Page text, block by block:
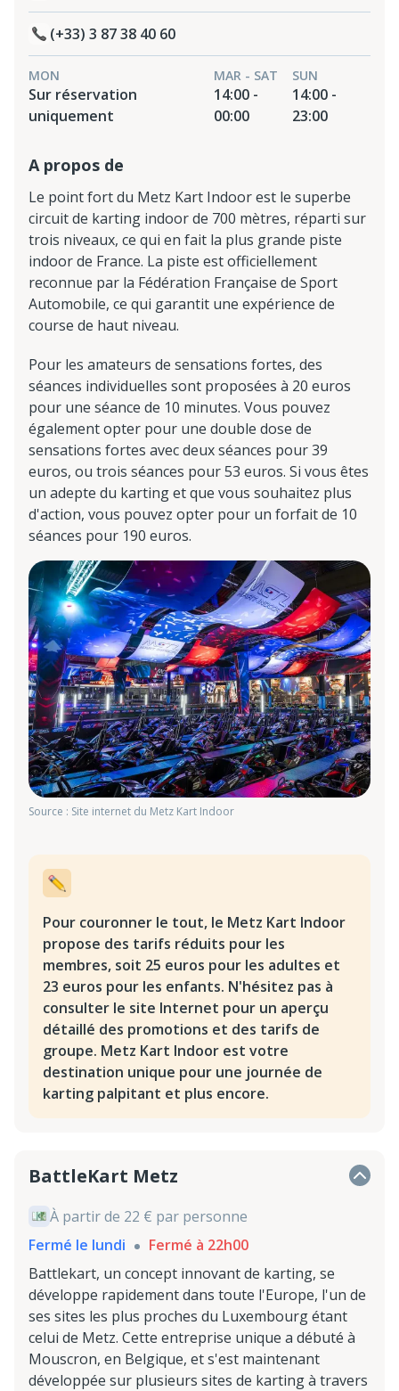
(+33) 3 87 38 40 60
MON
Sur réservation
uniquement
MAR - SAT
14:00 -
00:00
SUN
14:00 -
23:00
A propos de
Le point fort du Metz Kart Indoor est le superbe
circuit de karting indoor de 700 mètres, réparti sur
trois niveaux, ce qui en fait la plus grande piste
indoor de France. La piste est officiellement
reconnue par la Fédération Française de Sport
Automobile, ce qui garantit une expérience de
course de haut niveau.
Pour les amateurs de sensations fortes, des
séances individuelles sont proposées à 20 euros
pour une séance de 10 minutes. Vous pouvez
également opter pour une double dose de
sensations fortes avec deux séances pour 39
euros, ou trois séances pour 53 euros. Si vous êtes
un adepte du karting et que vous souhaitez plus
d'action, vous pouvez opter pour un forfait de 10
séances pour 190 euros.
Source : Site internet du Metz Kart Indoor
Pour couronner le tout, le Metz Kart Indoor
propose des tarifs réduits pour les
membres, soit 25 euros pour les adultes et
23 euros pour les enfants. N'hésitez pas à
consulter le site Internet pour un aperçu
détaillé des promotions et des tarifs de
groupe. Metz Kart Indoor est votre
destination unique pour une journée de
karting palpitant et plus encore.
BattleKart Metz
À partir de 22 € par personne
Fermé le lundi
Fermé à 22h00
Battlekart, un concept innovant de karting, se
développe rapidement dans toute l'Europe, l'un de
ses sites les plus proches du Luxembourg étant
celui de Metz. Cette entreprise unique a débuté à
Mouscron, en Belgique, et s'est maintenant
développée sur plusieurs sites de karting à travers